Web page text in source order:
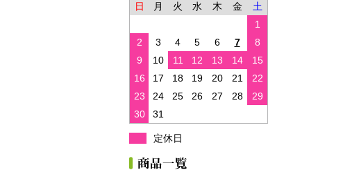
日
月 火 水 木 金
土
1
2
3 4 5 6 7
8
9
10 11 12 13 14
15
16
17 18 19 20 21
22
23
24 25 26 27 28
29
30
31
定休日